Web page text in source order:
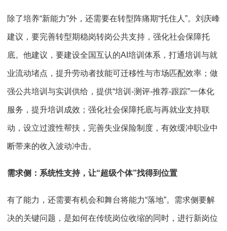
除了培养“新能力”外，还需要在转型阵痛期“托住人”。刘庆峰
建议，要完善转型期稳岗转岗公共支持，强化社会保障托
底。他建议，要建设全国互认的AI培训体系，打通培训与就
业流动堵点，提升劳动者技能可迁移性与市场匹配效率；做
强公共培训与实训供给，提供“培训-测评-推荐-跟踪”一体化
服务，提升培训成效；强化社会保障托底与再就业支持联
动，设立过渡性帮扶，完善失业保险制度，有效缓冲职业中
断带来的收入波动冲击。
需求侧：系统性支持，让“超级个体”找得到位置
有了能力，还需要有机会和舞台将能力“落地”。需求侧要解
决的关键问题，是如何在传统岗位收缩的同时，进行新岗位